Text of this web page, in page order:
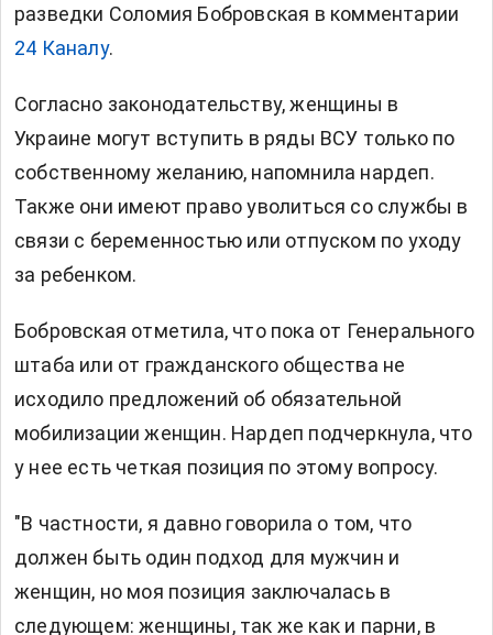
разведки Соломия Бобровская в комментарии
24 Каналу.
Согласно законодательству, женщины в
Украине могут вступить в ряды ВСУ только по
собственному желанию, напомнила нардеп.
Также они имеют право уволиться со службы в
связи с беременностью или отпуском по уходу
за ребенком.
Бобровская отметила, что пока от Генерального
штаба или от гражданского общества не
исходило предложений об обязательной
мобилизации женщин. Нардеп подчеркнула, что
у нее есть четкая позиция по этому вопросу.
"В частности, я давно говорила о том, что
должен быть один подход для мужчин и
женщин, но моя позиция заключалась в
следующем: женщины, так же как и парни, в